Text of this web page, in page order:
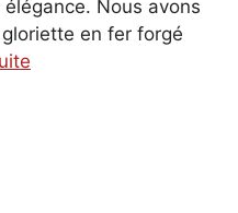
élégance. Nous avons
en fer forgé